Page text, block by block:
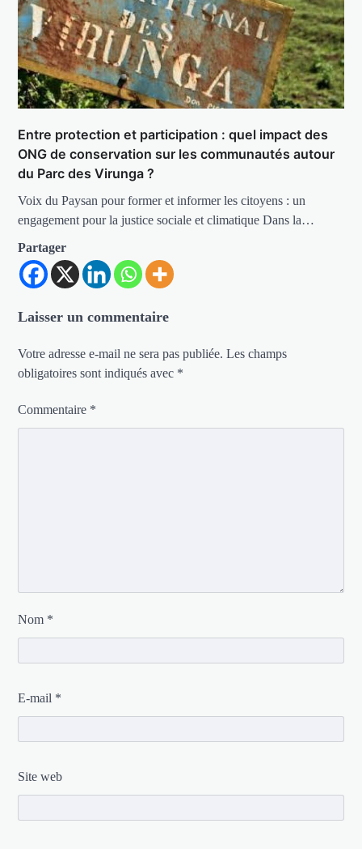
Entre protection et participation : quel impact des
ONG de conservation sur les communautés autour
du Parc des Virunga ?
Voix du Paysan pour former et informer les citoyens : un
engagement pour la justice sociale et climatique Dans la…
Partager
Laisser un commentaire
Votre adresse e-mail ne sera pas publiée. Les champs
obligatoires sont indiqués avec *
Commentaire *
Nom *
E-mail *
Site web